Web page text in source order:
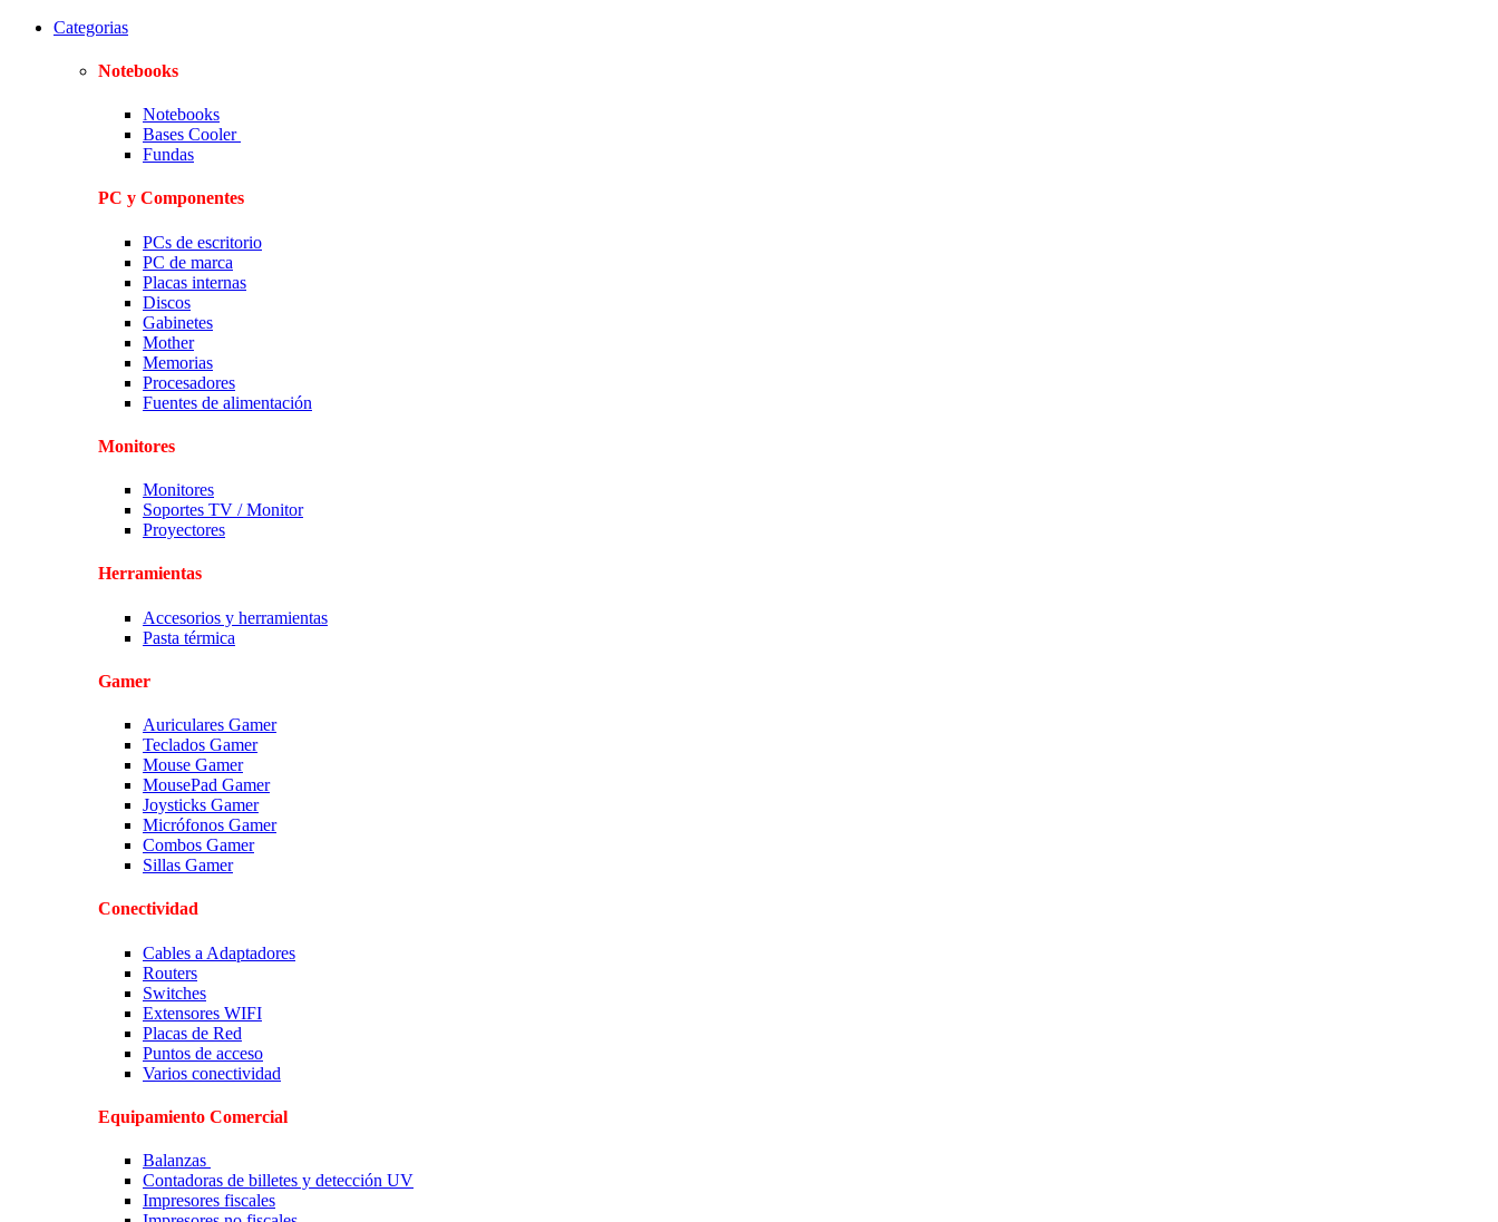
Categorias
Notebooks
Notebooks
Bases Cooler
Fundas
PC y Componentes
PCs de escritorio
PC de marca
Placas internas
Discos
Gabinetes
Mother
Memorias
Procesadores
Fuentes de alimentación
Monitores
Monitores
Soportes TV / Monitor
Proyectores
Herramientas
Accesorios y herramientas
Pasta térmica
Gamer
Auriculares Gamer
Teclados Gamer
Mouse Gamer
MousePad Gamer
Joysticks Gamer
Micrófonos Gamer
Combos Gamer
Sillas Gamer
Conectividad
Cables a Adaptadores
Routers
Switches
Extensores WIFI
Placas de Red
Puntos de acceso
Varios conectividad
Equipamiento Comercial
Balanzas
Contadoras de billetes y detección UV
Impresores fiscales